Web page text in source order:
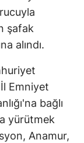
şafak
alındı.
İl Emniyet
bağlı
yürütmek
Anamur,